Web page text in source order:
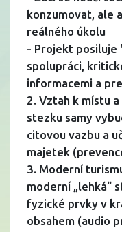
konzumovat, ale
reálného úkolu
- Projekt posiluje
spolupráci,
informacemi a
2. Vztah k místu
stezku samy
citovou vazbu a
majetek
3. Moderní
moderní „lehká“
fyzické prvky v
obsahem (audio